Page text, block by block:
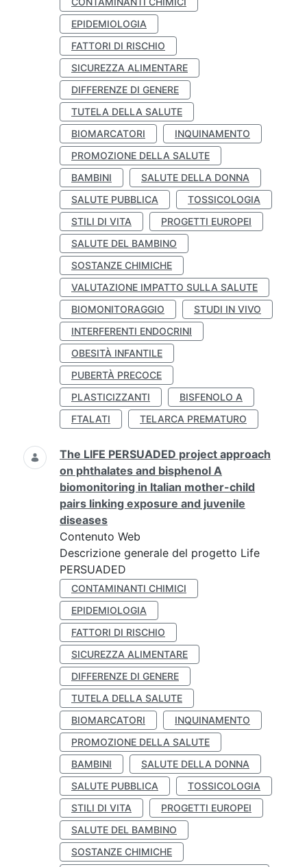
EPIDEMIOLOGIA
FATTORI DI RISCHIO
SICUREZZA ALIMENTARE
DIFFERENZE DI GENERE
TUTELA DELLA SALUTE
BIOMARCATORI
INQUINAMENTO
PROMOZIONE DELLA SALUTE
BAMBINI
SALUTE DELLA DONNA
SALUTE PUBBLICA
TOSSICOLOGIA
STILI DI VITA
PROGETTI EUROPEI
SALUTE DEL BAMBINO
SOSTANZE CHIMICHE
VALUTAZIONE IMPATTO SULLA SALUTE
BIOMONITORAGGIO
STUDI IN VIVO
INTERFERENTI ENDOCRINI
OBESITÀ INFANTILE
PUBERTÀ PRECOCE
PLASTICIZZANTI
BISFENOLO A
FTALATI
TELARCA PREMATURO
The LIFE PERSUADED project approach
on phthalates and bisphenol A
biomonitoring in Italian mother-child
pairs linking exposure and juvenile
diseases
Contenuto Web
Descrizione generale del progetto Life
PERSUADED
CONTAMINANTI CHIMICI
EPIDEMIOLOGIA
FATTORI DI RISCHIO
SICUREZZA ALIMENTARE
DIFFERENZE DI GENERE
TUTELA DELLA SALUTE
BIOMARCATORI
INQUINAMENTO
PROMOZIONE DELLA SALUTE
BAMBINI
SALUTE DELLA DONNA
SALUTE PUBBLICA
TOSSICOLOGIA
STILI DI VITA
PROGETTI EUROPEI
SALUTE DEL BAMBINO
SOSTANZE CHIMICHE